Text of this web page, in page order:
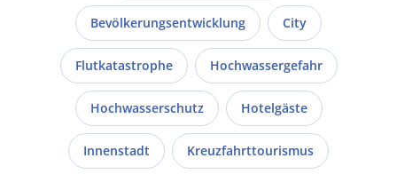
Bevölkerungsentwicklung City
Flutkatastrophe Hochwassergefahr
Hochwasserschutz Hotelgäste
Innenstadt Kreuzfahrttourismus